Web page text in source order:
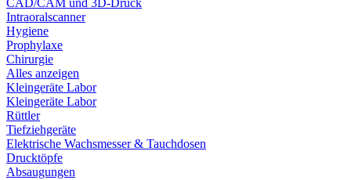
CAD/CAM und 3D-Druck
Intraoralscanner
Hygiene
Prophylaxe
Chirurgie
Alles anzeigen
Kleingeräte Labor
Kleingeräte Labor
Rüttler
Tiefziehgeräte
Elektrische Wachsmesser & Tauchdosen
Drucktöpfe
Absaugungen